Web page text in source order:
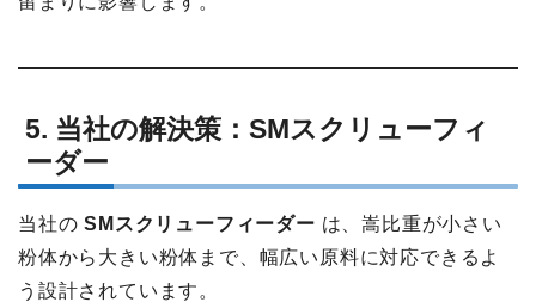
5. 当社の解決策：SMスクリューフィ
ーダー
当社のSMスクリューフィーダー は、嵩比重が小さい
粉体から大きい粉体まで、幅広い原料に対応できるよ
う設計されています。